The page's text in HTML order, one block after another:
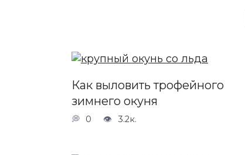
Как выловить трофейного
зимнего окуня
0 3.2к.